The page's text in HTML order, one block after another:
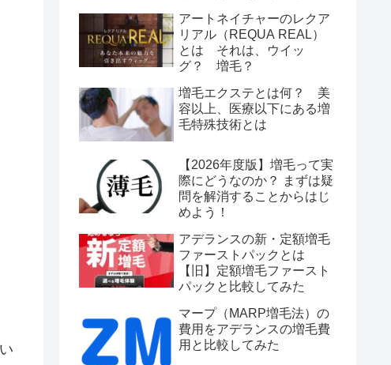
アートネイチャーのレクア
リアル（REQUA REAL）
とは それは、ウイッ
グ？ 増毛？
増毛エクステとは何？ 美
容以上、医療以下にある増
毛特殊技術とは
【2026年度版】増毛って実
際にどうなのか？ まずは疑
問を解消することからはじ
めよう！
アデランスの新・定額増毛
ファーストパックとは
【旧】定額増毛ファースト
パックと比較してみた
マープ（MARP増毛法）の
費用をアデランスの増毛費
用と比較してみた